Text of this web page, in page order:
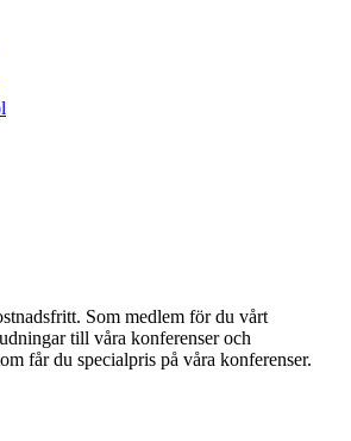
Som medlem för du vårt
till våra konferenser och
får du specialpris på våra konferenser.